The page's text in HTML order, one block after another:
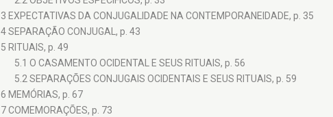
3 EXPECTATIVAS DA CONJUGALIDADE NA CONTEMPORANEIDADE, p. 35
4 SEPARAÇÃO CONJUGAL, p. 43
5 RITUAIS, p. 49
5.1 O CASAMENTO OCIDENTAL E SEUS RITUAIS, p. 56
5.2 SEPARAÇÕES CONJUGAIS OCIDENTAIS E SEUS RITUAIS, p. 59
6 MEMÓRIAS, p. 67
7 COMEMORAÇÕES, p. 73